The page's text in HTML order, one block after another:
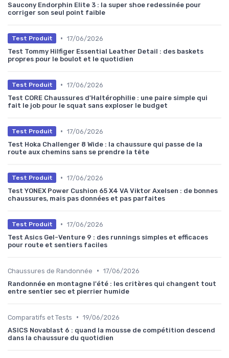
Saucony Endorphin Elite 3 : la super shoe redessinée pour
corriger son seul point faible
Test Produit • 17/06/2026
Test Tommy Hilfiger Essential Leather Detail : des baskets
propres pour le boulot et le quotidien
Test Produit • 17/06/2026
Test CORE Chaussures d'Haltérophilie : une paire simple qui
fait le job pour le squat sans exploser le budget
Test Produit • 17/06/2026
Test Hoka Challenger 8 Wide : la chaussure qui passe de la
route aux chemins sans se prendre la tête
Test Produit • 17/06/2026
Test YONEX Power Cushion 65 X4 VA Viktor Axelsen : de bonnes
chaussures, mais pas données et pas parfaites
Test Produit • 17/06/2026
Test Asics Gel-Venture 9 : des runnings simples et efficaces
pour route et sentiers faciles
Chaussures de Randonnée • 17/06/2026
Randonnée en montagne l'été : les critères qui changent tout
entre sentier sec et pierrier humide
Comparatifs et Tests • 19/06/2026
ASICS Novablast 6 : quand la mousse de compétition descend
dans la chaussure du quotidien